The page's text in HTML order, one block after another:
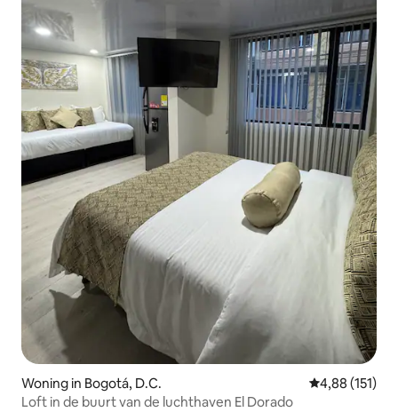
Woning in Bogotá, D.C. Gemiddelde
4,88 (151)
Loft in de buurt van de luchthaven El Dorado